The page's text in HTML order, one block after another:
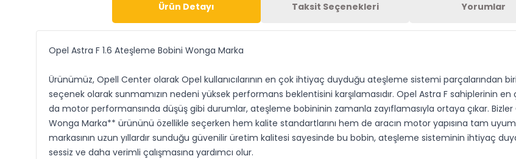
Ürün Detayı Taksit Seçenekleri Yorumlar
Opel Astra F 1.6 Ateşleme Bobini Wonga Marka
Ürünümüz, Opell Center olarak Opel kullanıcılarının en çok ihtiyaç duyduğu ateşleme sistemi parçalarından
seçenek olarak sunmamızın nedeni yüksek performans beklentisini karşılamasıdır. Opel Astra F sahiplerinin
da motor performansında düşüş gibi durumlar, ateşleme bobininin zamanla zayıflamasıyla ortaya çıkar.
Wonga Marka** ürününü özellikle seçerken hem kalite standartlarını hem de aracın motor yapısına tam
markasının uzun yıllardır sunduğu güvenilir üretim kalitesi sayesinde bu bobin, ateşleme sisteminin ihtiyaç
sessiz ve daha verimli çalışmasına yardımcı olur.